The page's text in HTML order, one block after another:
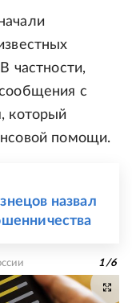
частности,
с
который
помощи.
назвал
1/6